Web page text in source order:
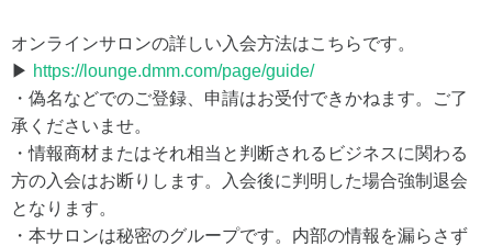
オンラインサロンの詳しい入会方法はこちらです。
▶ https://lounge.dmm.com/page/guide/
・偽名などでのご登録、申請はお受付できかねます。ご了
承くださいませ。
・情報商材またはそれ相当と判断されるビジネスに関わる
方の入会はお断りします。入会後に判明した場合強制退会
となります。
・本サロンは秘密のグループです。内部の情報を漏らさず